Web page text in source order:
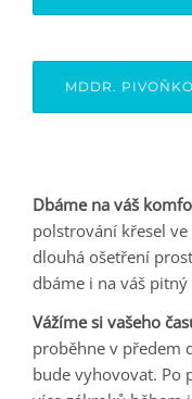
MDDR.
Dbáme na váš
polstrování křesel
dlouhá ošetření
dbáme i na váš pitný
Vážíme si vašeho
proběhne v předem
bude vyhovovat. Po